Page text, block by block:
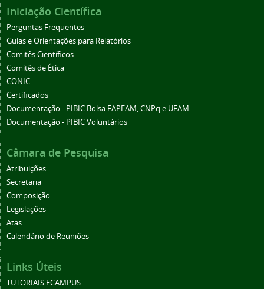
Iniciação Científica
Perguntas Frequentes
Guias e Orientações para Relatórios
Comitês Científicos
Comitês de Ética
CONIC
Certificados
Documentação - PIBIC Bolsa FAPEAM, CNPq e UFAM
Documentação - PIBIC Voluntários
Câmara de Pesquisa
Atribuições
Secretaria
Composição
Legislações
Atas
Calendário de Reuniões
Links Úteis
TUTORIAIS ECAMPUS